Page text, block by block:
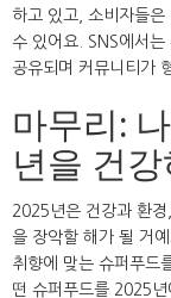
하고 있고, 소비자들
수 있어요. SNS에서
공유되며 커뮤니티가
마무리:
년을 건
2025년은 건강과 환
을 장악할 해가 될 거
취향에 맞는 슈퍼푸드
떤 슈퍼푸드를 2025